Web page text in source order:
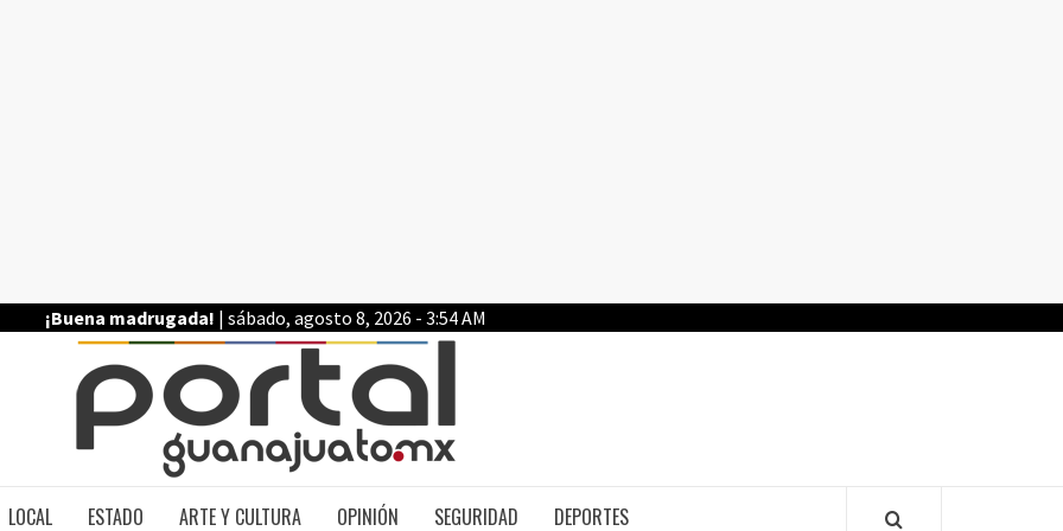
¡Buena madrugada! | sábado, agosto 8, 2026 - 3:54 AM
LOCAL ESTADO ARTE Y CULTURA OPINIÓN SEGURIDAD DEPORTES